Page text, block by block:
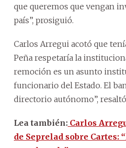
que queremos que vengan
país”, prosiguió.
Carlos Arregui acotó que
Peña respetaría la
remoción es un asunto
funcionario del Estado. El
directorio autónomo”,
Lea también: Carlos
de Seprelad sobre Cartes: